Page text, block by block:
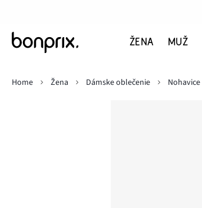
ŽENA MUŽ
Home
Žena Dámske oblečenie Nohavice